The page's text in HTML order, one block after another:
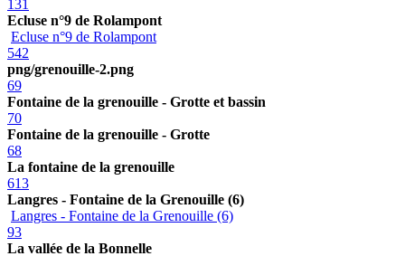
131
Ecluse n°9 de Rolampont
Ecluse n°9 de Rolampont
542
png/grenouille-2.png
69
Fontaine de la grenouille - Grotte et bassin
70
Fontaine de la grenouille - Grotte
68
La fontaine de la grenouille
613
Langres - Fontaine de la Grenouille (6)
Langres - Fontaine de la Grenouille (6)
93
La vallée de la Bonnelle